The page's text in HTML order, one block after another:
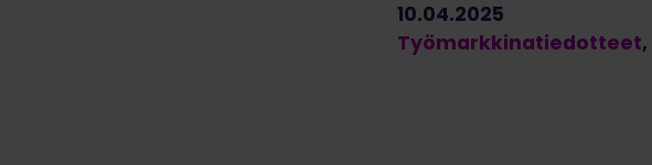
10.04.2025
Työmarkkinatiedotteet,